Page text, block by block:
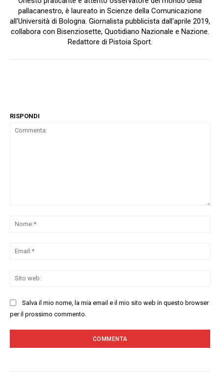
pallacanestro, è laureato in Scienze della Comunicazione
all'Università di Bologna. Giornalista pubblicista dall'aprile 2019,
collabora con Bisenziosette, Quotidiano Nazionale e Nazione.
Redattore di Pistoia Sport.
RISPONDI
Salva il mio nome, la mia email e il mio sito web in questo browser
per il prossimo commento.